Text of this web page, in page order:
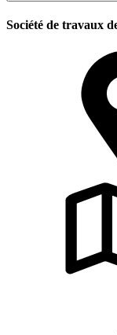
Société de travaux